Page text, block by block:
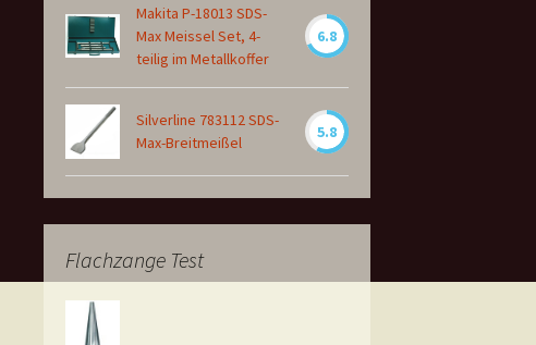
Makita P-18013 SDS-
Max Meissel Set, 4-
teilig im Metallkoffer
6.8
Silverline 783112 SDS-
Max-Breitmeißel
5.8
Flachzange Test